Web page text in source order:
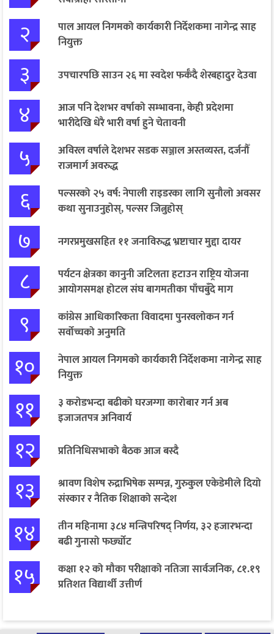
२
पाल आयल निगमको कार्यकारी निर्देशकमा नागेन्द्र साह
नियुक्त
३ उपचारपछि साउन २६ मा स्वदेश फर्कँदै शेरबहादुर देउवा
४
आज पनि देशभर वर्षाको सम्भावना, केही प्रदेशमा
भारीदेखि धेरै भारी वर्षा हुने चेतावनी
५
अविरल वर्षाले देशभर सडक सञ्जाल अस्तव्यस्त, दर्जनौँ
राजमार्ग अवरुद्ध
६
पल्सरको २५ वर्ष: नेपाली राइडरका लागि सुनौलो अवसर
कथा सुनाउनुहोस्, पल्सर जित्नुहोस्
७ नगरप्रमुखसहित ११ जनाविरुद्ध भ्रष्टाचार मुद्दा दायर
८
पर्यटन क्षेत्रका कानुनी जटिलता हटाउन राष्ट्रिय योजना
आयोगसमक्ष होटल संघ बागमतीका पाँचबुँदे माग
९
कांग्रेस आधिकारिकता विवादमा पुनरवलोकन गर्न
सर्वोच्चको अनुमति
१०
नेपाल आयल निगमको कार्यकारी निर्देशकमा नागेन्द्र साह
नियुक्त
११
३ करोडभन्दा बढीको घरजग्गा कारोबार गर्न अब
इजाजतपत्र अनिवार्य
१२ प्रतिनिधिसभाको बैठक आज बस्दै
१३
श्रावण विशेष रुद्राभिषेक सम्पन्न, गुरुकुल एकेडेमीले दियो
संस्कार र नैतिक शिक्षाको सन्देश
१४
तीन महिनामा ३८४ मन्त्रिपरिषद् निर्णय, ३२ हजारभन्दा
बढी गुनासो फर्छ्योट
१५
कक्षा १२ को मौका परीक्षाको नतिजा सार्वजनिक, ८१.१९
प्रतिशत विद्यार्थी उत्तीर्ण